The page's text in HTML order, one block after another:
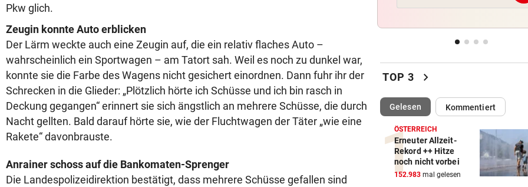
Pkw glich.
Zeugin konnte Auto erblicken
Der Lärm weckte auch eine Zeugin auf, die ein relativ flaches Auto –
wahrscheinlich ein Sportwagen – am Tatort sah. Weil es noch zu dunkel war,
konnte sie die Farbe des Wagens nicht gesichert einordnen. Dann fuhr ihr der
Schrecken in die Glieder: „Plötzlich hörte ich Schüsse und ich bin rasch in
Deckung gegangen“ erinnert sie sich ängstlich an mehrere Schüsse, die durch
Nacht gellten. Bald darauf hörte sie, wie der Fluchtwagen der Täter „wie eine
Rakete“ davonbrauste.
Anrainer schoss auf die Bankomaten-Sprenger
Die Landespolizeidirektion bestätigt, dass mehrere Schüsse gefallen sind
Doch noch überraschende
Sesseltag: Gemeinsam
gemeinsam schwitzen
BERGTOUR IN AFRIKA vor
Leonies großer Gipfelsieg für
Menschlichkeit
WARUM MAN MITMACHT vor
Gähnen ist ansteckend –
TOP 3 chevron_right
Gelesen(ausgewählt)Kommentiert
ÖSTERREICH
Erneuter Allzeit-
Rekord ++ Hitze
noch nicht vorbei
152.983 mal gelesen